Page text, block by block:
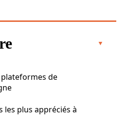
de
les plus appréciés à